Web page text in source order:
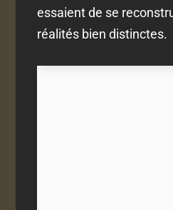
essaient de se
réalités bien distinctes.